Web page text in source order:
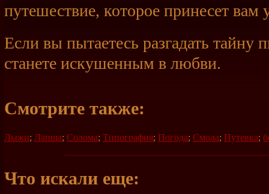
путешествие, которое принесет вам
Если вы пытаетесь разгадать тайну
станете искушенным в любви.
Смотрите также:
Лыжи; Лапша; Солома; Типография; Погода; Смола; Путевка;
Что искали еще: